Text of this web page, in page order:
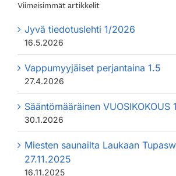
Viimeisimmät artikkelit
Jyvä tiedotuslehti 1/2026
16.5.2026
Vappumyyjäiset perjantaina 1.5
27.4.2026
Sääntömääräinen VUOSIKOKOUS
30.1.2026
Miesten saunailta Laukaan
27.11.2025
16.11.2025